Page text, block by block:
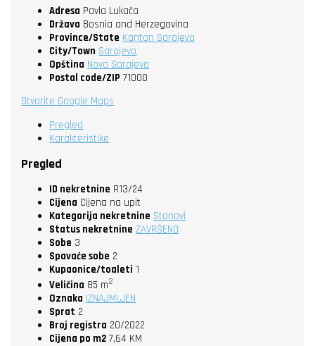
Adresa Pavla Lukača
Država Bosnia and Herzegovina
Province/State Kanton Sarajevo
City/Town Sarajevo
Opština Novo Sarajevo
Postal code/ZIP 71000
Otvorite Google Maps
Pregled
Karakteristike
Pregled
ID nekretnine R13/24
Cijena Cijena na upit
Kategorija nekretnine Stanovi
Status nekretnine ZAVRŠENO
Sobe 3
Spavaće sobe 2
Kupaonice/toaleti 1
Veličina 85 m2
Oznaka IZNAJMLJEN
Sprat 2
Broj registra 20/2022
Cijena po m2 7,64 KM